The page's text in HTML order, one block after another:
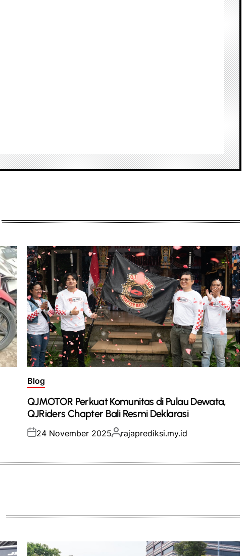
Posted
Blog
QJMOTOR Perkuat Komunitas di Pulau Dewata,
QJRiders Chapter Bali Resmi Deklarasi
Posted
24 November 2025Posted
rajaprediksi.my.id